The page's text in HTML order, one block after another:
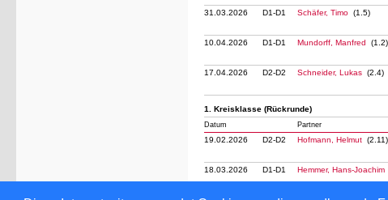
31.03.2026 D1-D1 Schäfer, Timo (1.5)
10.04.2026 D1-D1 Mundorff, Manfred (1.2)
17.04.2026 D2-D2 Schneider, Lukas (2.4)
1. Kreisklasse (Rückrunde)
Datum Partner
19.02.2026 D2-D2 Hofmann, Helmut (2.11)
18.03.2026 D1-D1 Hemmer, Hans-Joachim